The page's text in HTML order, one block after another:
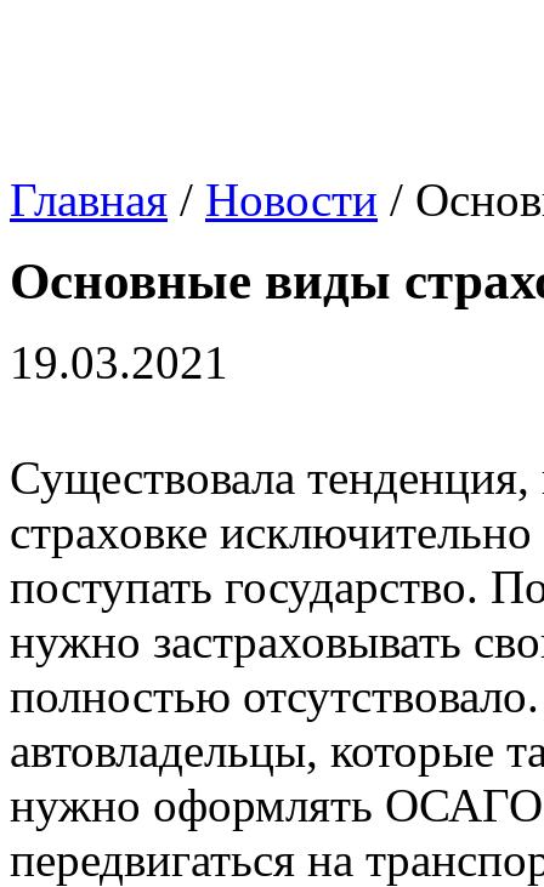
Главная / Новости /
Основные виды
19.03.2021
Существовала
страховке
поступать государство.
нужно застраховывать
полностью
автовладельцы, которые
нужно оформлять
передвигаться на